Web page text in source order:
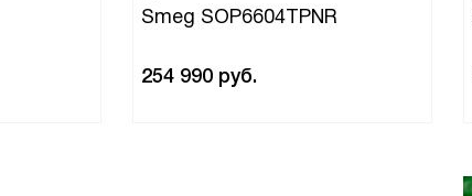
Smeg SOP6604TPNR
254 990 руб.